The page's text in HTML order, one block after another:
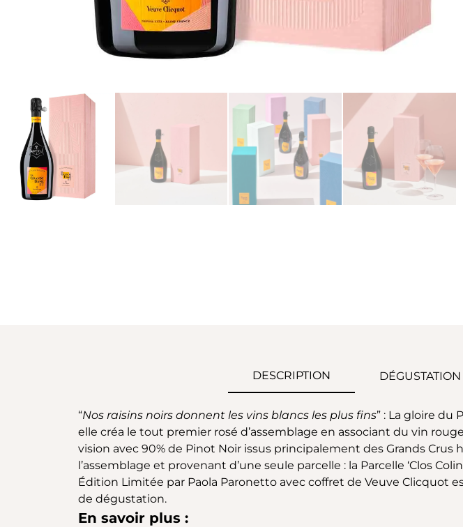
DESCRIPTION
“Nos raisins noirs donnent les vins blancs les plus fins” : La gloire du
elle créa le tout premier rosé d’assemblage en associant du vin
vision avec 90% de Pinot Noir issus principalement des Grands
l’assemblage et provenant d’une seule parcelle : la Parcelle ‘Clos
Édition Limitée par Paola Paronetto avec coffret de Veuve Clicquot
de dégustation.
En savoir plus :